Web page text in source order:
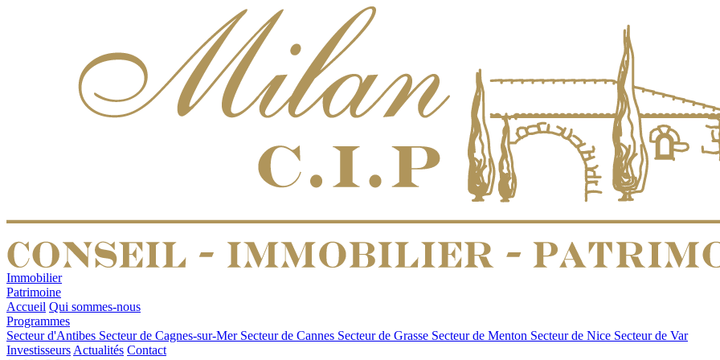
Immobilier
Patrimoine
Accueil Qui sommes-nous
Programmes
Secteur d'Antibes Secteur de Cagnes-sur-Mer Secteur de Cannes Secteur de Grasse Secteur de Menton Secteur de Nice Secteur de Var
Investisseurs Actualités Contact